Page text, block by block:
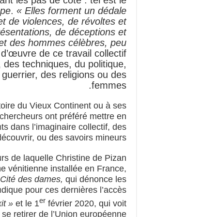
. « Elles forment un dédale
de violences, de révoltes et
de déceptions et
des hommes célèbres, peu
de ce travail collectif
techniques, du politique,
des religions ou des
femmes.
du Vieux Continent ou à ses
ont préféré mettre en
dans l’imaginaire collectif, des
ou des savoirs mineurs.
de laquelle Christine de Pizan
vénitienne installée en France,
des dames, qui dénonce les
pour ces dernières l’accès
» et le 1er février 2020, qui voit
retirer de l’Union européenne.